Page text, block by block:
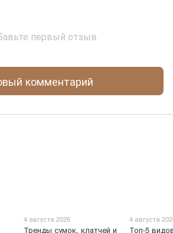
первый отзыв
комментарий
4 августа 2026
Тренды сумок, клатчей и
4 августа
Топ-5